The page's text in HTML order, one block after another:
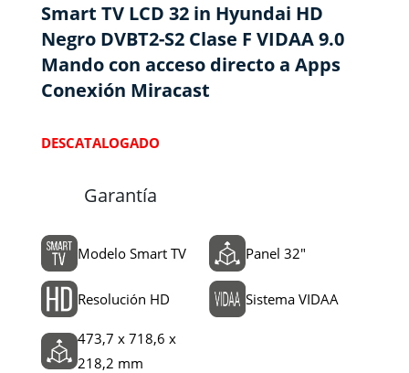
Smart TV LCD 32 in Hyundai HD
Negro DVBT2-S2 Clase F VIDAA 9.0
Mando con acceso directo a Apps
Conexión Miracast
DESCATALOGADO
Garantía
Modelo Smart TV Panel 32"
Resolución HD Sistema VIDAA
473,7 x 718,6 x
218,2 mm